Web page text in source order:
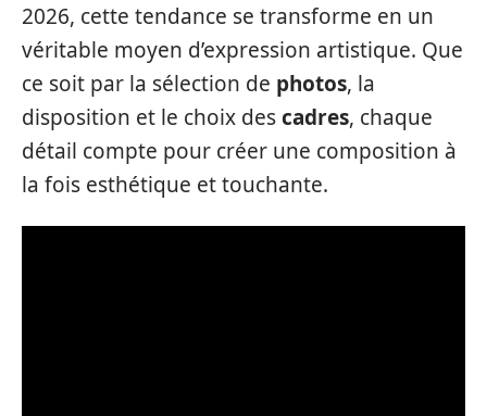
2026, cette tendance se transforme en un
véritable moyen d’expression artistique. Que
ce soit par la sélection de photos, la
disposition et le choix descadres, chaque
détail compte pour créer une composition à
la fois esthétique et touchante.